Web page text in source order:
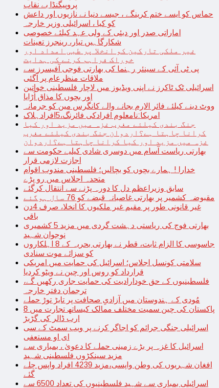
پروپیگنڈا بے نقاب
حماس کو ایسے ختم کرینگے ، جیسے دنیا نے نازیوں اور داعش
کو کیا ، اسرائیلی وزیر خارجہ
اماراتی صدر اور دبئی کے ولی عہد کیلئے خصوصی
شکارگاہیں تیار، رینجرز تعینات
غیر ملکی تارکین کو انخلا پر طبی امداد اور
خوراک فراہم کرنے کی ہدایت
پی ٹی آئی کے سینئر رہنما کی بھارتی فوجی آفیسرز سے
ملاقات منظرعام پر آگئی
اسرائیلی ٹک ٹاکرز نے اپنی ویڈیوز میں لاچار فلسطینی خواتین
اور بچوں کا مذاق اُڑایا
ووٹ دینے کیلئے فائر الارم بجانے والے کانگرس مین کو جرمانہ
امریکا:نامعلوم افرادکی فائرنگ،5افرادہلاک
جنگ بندی کیلئے مغرب غزہ میں مزید اور کیا
کرانا چاہتا ہے؟اردوان جنگ بندی کیلئے مغرب
غزہ میں مزید اور کیا کرانا چاہتا ہے؟اردوان
بھارتی ریاست آسام میں دوسری شادی کیلیے حکومت سے
اجازت لازمی قرار
خدارا ! ہمارے بچوں کو بچالیں؛ فلسطینی مندوب اقوام
متحدہ اجلاس میں رو پڑے
سابق وزیراعظم دل کا دورہ پڑنے سے انتقال کرگئے
مقبوضہ کشمیر پر بھارتی غاصبانہ قبضے کو 76 سال ہوگئے
غیر قانونی طور پر مقیم غیر ملکیوں کا انخلا، صرف 4دن
باقی
بھارتی فوج کی ریاستی دہشت گردی میں مزید 5 کشمیری
نوجوان شہید
جاسوسی کا الزام ثابت، قطر نے بھارتی بحریہ کے 8 اہلکاروں
کو سزائے موت سنادی
سلامتی کونسل اجلاس؛ اسرائیل کی حمایت میں امریکی
قرارداد کو روس اور چین نے ویٹو کردیا
فلسطینیوں کے حق خودارادیت کی حمایت جاری رکھیں گے،
ترجمان دفتر خارجہ
مُودی کے ہندوستان میں آزادیِ صحافت پر تابڑ توڑ حملے
پاکستان کی چین سمیت مختلف ممالک کیساتھ تجارت میں 8
ارب ڈالر کی گڑبڑ
اسرائیلی جنگی جرائم کو اجاگر کرنے پر ویب سمٹ کے سی
ای او مستعفی
اسرائیل کا غزہ پر بڑے زمینی حملے کا دعویٰ ، بمباری سے
مزید سینکڑوں فلسطینی شہید
افغان شہریوں کی وطن واپسی،مزید 4239 افراد واپس چلے
گئے
اسرائیلی بمباری سے شہید فلسطینیوں کی تعداد 6500 سے